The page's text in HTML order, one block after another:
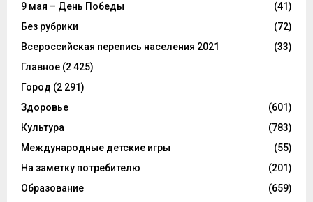
9 мая – День Победы
(41)
Без рубрики
(72)
Всероссийская перепись населения 2021
(33)
Главное (2 425)
Город (2 291)
Здоровье
(601)
Культура
(783)
Международные детские игры
(55)
На заметку потребителю
(201)
Образование
(659)